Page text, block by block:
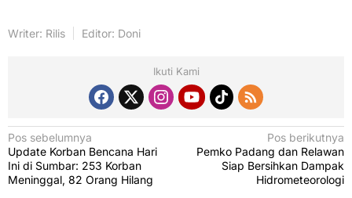
Writer: Rilis Editor: Doni
Ikuti Kami
N
a
v
Pos sebelumnya
Update Korban Bencana Hari
Ini di Sumbar: 253 Korban
Meninggal, 82 Orang Hilang
Pos berikutnya
Pemko Padang dan Relawan
Siap Bersihkan Dampak
Hidrometeorologi